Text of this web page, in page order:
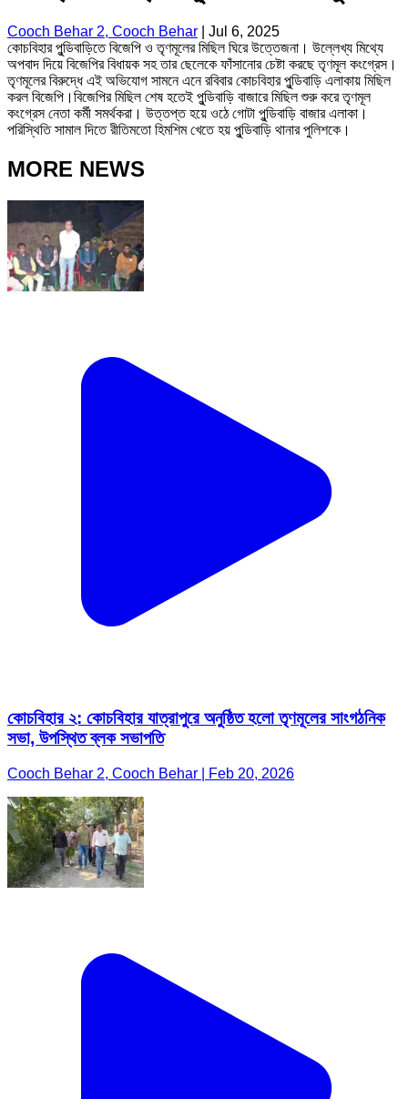
Cooch Behar 2, Cooch Behar
Jul 6, 2025
কোচবিহার পুন্ডিবাড়িতে বিজেপি ও তৃণমূলের মিছিল ঘিরে উত্তেজনা। উল্লেখ্য মিথ্যে
অপবাদ দিয়ে বিজেপির বিধায়ক সহ তার ছেলেকে ফাঁসানোর চেষ্টা করছে তৃণমূল কংগ্রেস।
তৃণমূলের বিরুদ্ধে এই অভিযোগ সামনে এনে রবিবার কোচবিহার পুন্ডিবাড়ি এলাকায় মিছিল
করল বিজেপি।বিজেপির মিছিল শেষ হতেই পুন্ডিবাড়ি বাজারে মিছিল শুরু করে তৃণমূল
কংগ্রেস নেতা কর্মী সমর্থকরা। উত্তপ্ত হয়ে ওঠে গোটা পুন্ডিবাড়ি বাজার এলাকা।
পরিস্থিতি সামাল দিতে রীতিমতো হিমশিম খেতে হয় পুন্ডিবাড়ি থানার পুলিশকে।
MORE NEWS
কোচবিহার ২: কোচবিহার যাত্রাপুরে অনুষ্ঠিত হলো তৃণমূলের সাংগঠনিক
সভা, উপস্থিত ব্লক সভাপতি
Cooch Behar 2, Cooch Behar | Feb 20, 2026